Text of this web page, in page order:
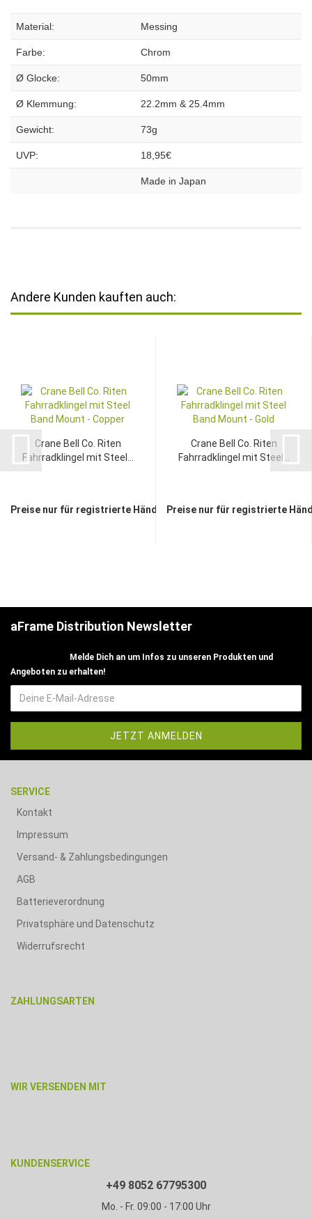
Material: Messing
Farbe: Chrom
Ø Glocke: 50mm
Ø Klemmung: 22.2mm & 25.4mm
Gewicht: 73g
UVP: 18,95€
Made in Japan
Andere Kunden kauften auch:
Crane Bell Co. Riten
Fahrradklingel mit Steel...
Preise nur für registrierte Händler sichtbar
Crane Bell Co. Riten
Fahrradklingel mit Steel...
Preise nur für registrierte
aFrame Distribution Newsletter
Melde Dich an um Infos zu unseren Produkten und
Angeboten zu erhalten!
SERVICE
Kontakt
Impressum
Versand- & Zahlungsbedingungen
AGB
Batterieverordnung
Privatsphäre und Datenschutz
Widerrufsrecht
ZAHLUNGSARTEN
WIR VERSENDEN MIT
KUNDENSERVICE
+49 8052 67795300
Mo. - Fr. 09:00 - 17:00 Uhr